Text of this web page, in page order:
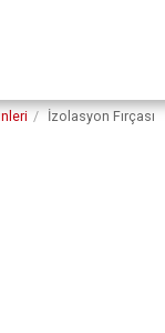
İzolasyon Fırçası